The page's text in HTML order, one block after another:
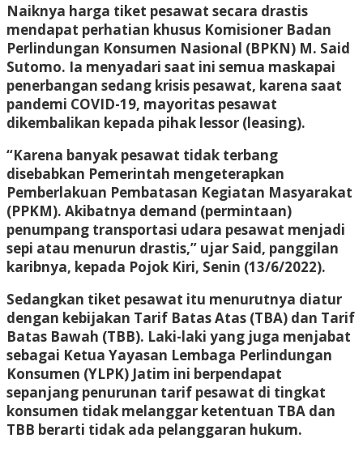
Naiknya harga tiket pesawat secara drastis
mendapat perhatian khusus Komisioner Badan
Perlindungan Konsumen Nasional (BPKN) M. Said
Sutomo. Ia menyadari saat ini semua maskapai
penerbangan sedang krisis pesawat, karena saat
pandemi COVID-19, mayoritas pesawat
dikembalikan kepada pihak lessor (leasing).
“Karena banyak pesawat tidak terbang
disebabkan Pemerintah mengeterapkan
Pemberlakuan Pembatasan Kegiatan Masyarakat
(PPKM). Akibatnya demand (permintaan)
penumpang transportasi udara pesawat menjadi
sepi atau menurun drastis,” ujar Said, panggilan
karibnya, kepada Pojok Kiri, Senin (13/6/2022).
Sedangkan tiket pesawat itu menurutnya diatur
dengan kebijakan Tarif Batas Atas (TBA) dan Tarif
Batas Bawah (TBB). Laki-laki yang juga menjabat
sebagai Ketua Yayasan Lembaga Perlindungan
Konsumen (YLPK) Jatim ini berpendapat
sepanjang penurunan tarif pesawat di tingkat
konsumen tidak melanggar ketentuan TBA dan
TBB berarti tidak ada pelanggaran hukum.